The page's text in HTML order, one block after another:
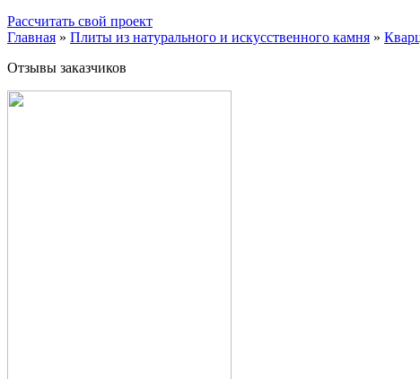
Рассчитать свой проект
Главная » Плиты из натурального и искусственного камня »
Отзывы заказчиков